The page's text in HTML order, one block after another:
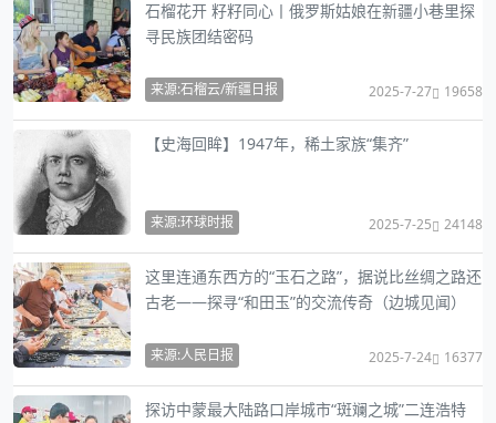
石榴花开 籽籽同心丨俄罗斯姑娘在新疆小巷里探
寻民族团结密码
来源:石榴云/新疆日报 2025-7-27 19658
【史海回眸】1947年，稀土家族“集齐”
来源:环球时报 2025-7-25 24148
这里连通东西方的“玉石之路”，据说比丝绸之路还
古老——探寻“和田玉”的交流传奇（边城见闻）
来源:人民日报 2025-7-24 16377
探访中蒙最大陆路口岸城市“斑斓之城”二连浩特